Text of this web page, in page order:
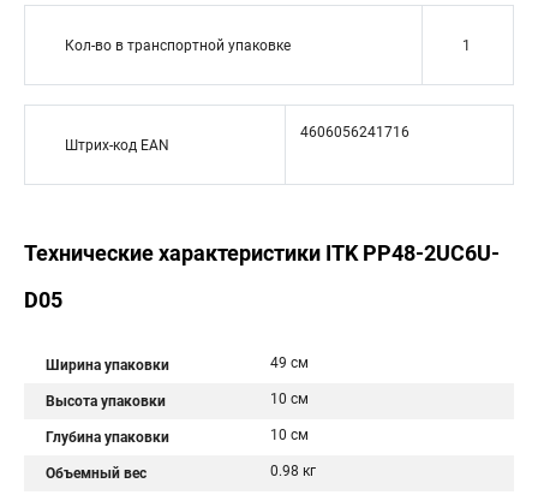
Кол-во в транспортной упаковке 1
Штрих-код EAN
4606056241716
Технические характеристики ITK PP48-2UC6U-
D05
Ширина упаковки 49 см
Высота упаковки 10 см
Глубина упаковки 10 см
Объемный вес 0.98 кг